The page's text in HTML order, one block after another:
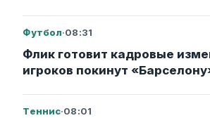
Футбол·08:31
Флик готовит кадровые
игроков покинут
Теннис·08:01